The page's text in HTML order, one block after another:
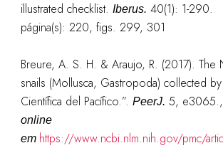
illustrated checklist. Iberus. 40(1): 1-290.
página(s): 220, figs. 299, 301
Breure, A. S. H. & Araujo, R. (2017). The
snails (Mollusca, Gastropoda) collected
Científica del Pacífico.”. PeerJ. 5, e3065.,
online
em https://www.ncbi.nlm.nih.gov/pmc/